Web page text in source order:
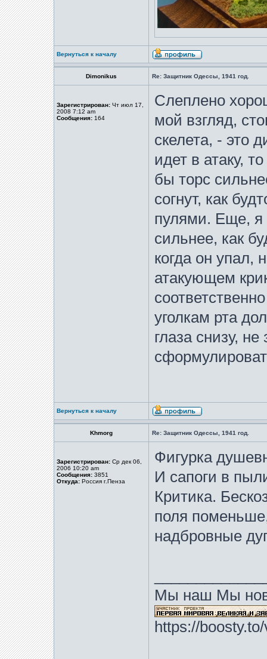
Вернуться к началу
Dimonikus Re: Защитник Одессы, 1941 год.
Зарегистрирован: Чт июл 17,
2008 7:12 am
Сообщения: 164
Слеплено
мой взгляд,
скелета, - это
идет в атаку,
бы торс
согнут, как
пулями. Еще, я
сильнее, как
когда он упал,
атакующем
уголкам рта
глаза снизу,
Вернуться к началу
Khmorg Re: Защитник Одессы, 1941 год.
Зарегистрирован: Ср дек 06,
2006 10:20 am
Сообщения: 3851
Откуда: Россия г.Пенза
Фигурка
И сапоги в
Критика.
поля
надбровные
Мы наш Мы
https://